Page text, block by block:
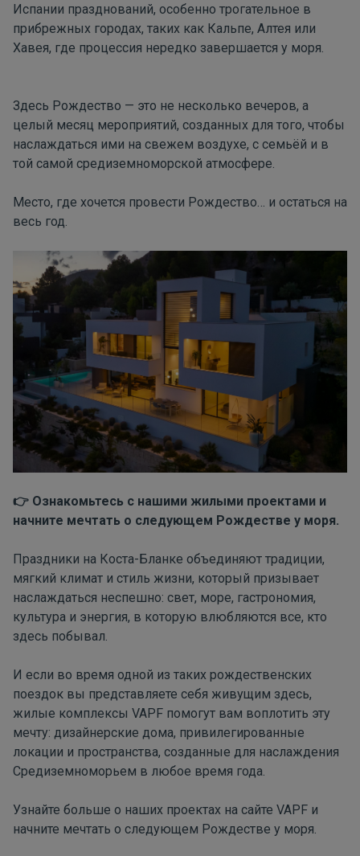
Испании празднований, особенно трогательное в
прибрежных городах, таких как Кальпе, Алтея или
Хавея, где процессия нередко завершается у моря.
Здесь Рождество — это не несколько вечеров, а
целый месяц мероприятий, созданных для того, чтобы
наслаждаться ими на свежем воздухе, с семьёй и в
той самой средиземноморской атмосфере.
Место, где хочется провести Рождество… и остаться на
весь год.
👉 Ознакомьтесь с нашими жилыми проектами и
начните мечтать о следующем Рождестве у моря.
Праздники на Коста-Бланке объединяют традиции,
мягкий климат и стиль жизни, который призывает
наслаждаться неспешно: свет, море, гастрономия,
культура и энергия, в которую влюбляются все, кто
здесь побывал.
И если во время одной из таких рождественских
поездок вы представляете себя живущим здесь,
жилые комплексы VAPF помогут вам воплотить эту
мечту: дизайнерские дома, привилегированные
локации и пространства, созданные для наслаждения
Средиземноморьем в любое время года.
Узнайте больше о наших проектах на сайте VAPF и
начните мечтать о следующем Рождестве у моря.